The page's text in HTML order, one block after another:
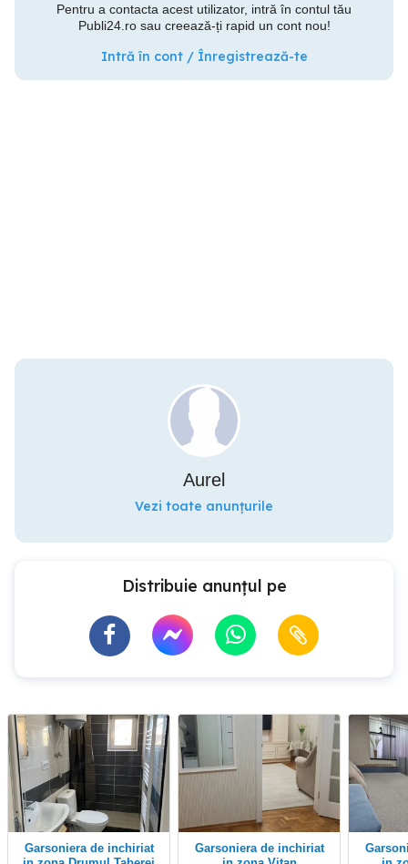
Pentru a contacta acest utilizator, intră în contul tău
Publi24.ro sau creează-ți rapid un cont nou!
Intră în cont / Înregistrează-te
Aurel
Vezi toate anunțurile
Distribuie anunțul pe
Garsoniera de inchiriat
Garsoniera de inchiriat
Garsoniera de inchiriat